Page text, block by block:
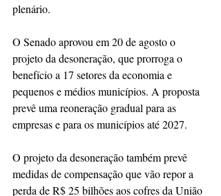
plenário.
O Senado aprovou em 20 de agosto o
projeto da desoneração, que prorroga o
benefício a 17 setores da economia e
pequenos e médios municípios. A proposta
prevê uma reoneração gradual para as
empresas e para os municípios até 2027.
O projeto da desoneração também prevê
medidas de compensação que vão repor a
perda de R$ 25 bilhões aos cofres da União